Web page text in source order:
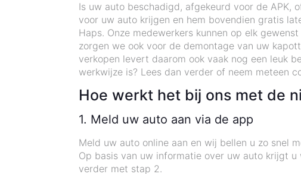
Is uw auto beschadigd, afgekeurd voor de APK,
voor uw auto krijgen en hem bovendien gratis
Haps. Onze medewerkers kunnen op elk
zorgen we ook voor de demontage van uw
verkopen levert daarom ook vaak nog een leuk
werkwijze is? Lees dan verder of neem meteen
Hoe werkt het bij ons met de
1. Meld uw auto aan via de app
Meld uw auto online aan en wij bellen u zo snel
Op basis van uw informatie over uw auto krijgt
verder met stap 2.